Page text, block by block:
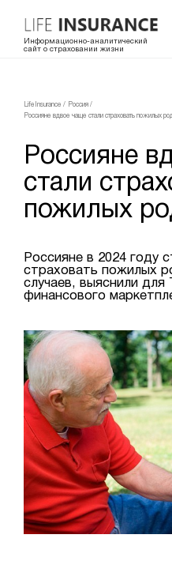
Информационно-аналитический
сайт о страховании жизни
LifeInsurance / Россия /
Россияне вдвое чаще стали страховать пожилых
Россияне
стали
пожилых
Россияне в 2024 году
страховать пожилых
случаев, выяснили
финансового